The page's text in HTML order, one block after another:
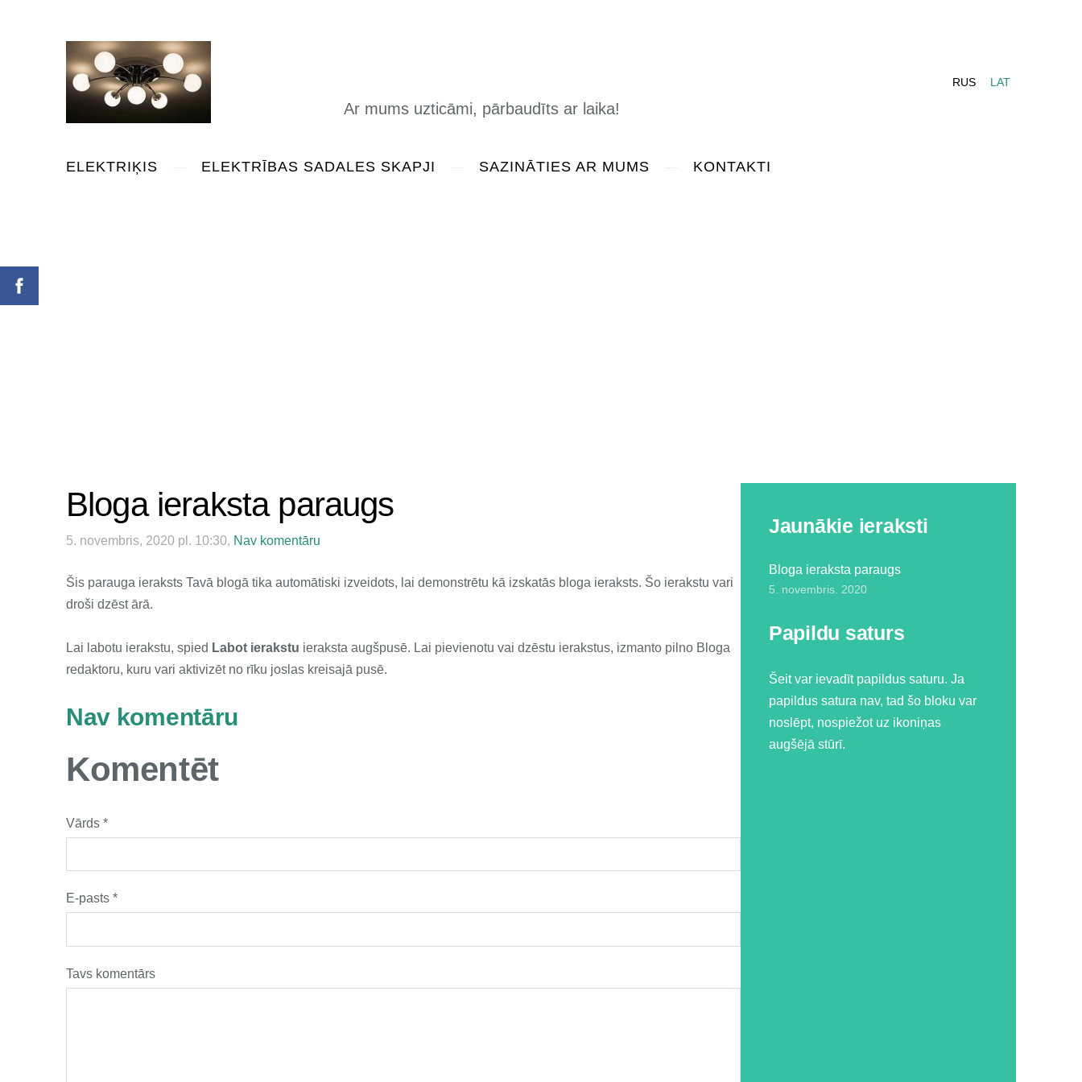
Ar mums uzticāmi, pārbaudīts ar laika!
ELEKTRIĶIS ELEKTRĪBAS SADALES SKAPJI SAZINĀTIES AR MUMS KONTAKTI
RUS LAT
Jaunākie ieraksti
Bloga ieraksta paraugs
5. novembris. 2020
Papildu saturs
Šeit var ievadīt papildus saturu. Ja
papildus satura nav, tad šo bloku var
noslēpt, nospiežot uz ikoniņas
augšējā stūrī.
Bloga ieraksta paraugs
5. novembris, 2020 pl. 10:30, Nav komentāru
Šis parauga ieraksts Tavā blogā tika automātiski izveidots, lai demonstrētu kā izskatās bloga ieraksts. Šo ierakstu vari
droši dzēst ārā.
Lai labotu ierakstu, spied Labot ierakstu ieraksta augšpusē. Lai pievienotu vai dzēstu ierakstus, izmanto pilno Bloga
redaktoru, kuru vari aktivizēt no rīku joslas kreisajā pusē.
Nav komentāru
Komentēt
Vārds *
E-pasts *
Tavs komentārs